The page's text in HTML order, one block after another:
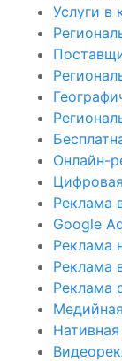
Услуги в
Онлайн-
Реклама
Google
Реклама
Реклама
Реклама